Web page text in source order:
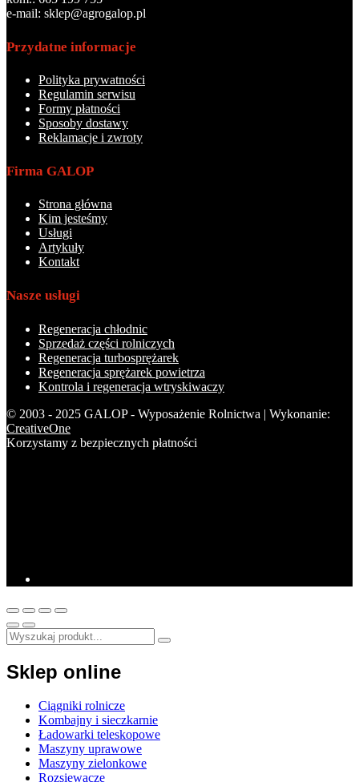
e-mail: sklep@agrogalop.pl
Przydatne informacje
Polityka prywatności
Regulamin serwisu
Formy płatności
Sposoby dostawy
Reklamacje i zwroty
Firma GALOP
Strona główna
Kim jesteśmy
Usługi
Artykuły
Kontakt
Nasze usługi
Regeneracja chłodnic
Sprzedaż części rolniczych
Regeneracja turbosprężarek
Regeneracja sprężarek powietrza
Kontrola i regeneracja wtryskiwaczy
© 2003 - 2025 GALOP - Wyposażenie Rolnictwa | Wykonanie:
CreativeOne
Korzystamy z bezpiecznych płatności
Sklep online
Ciągniki rolnicze
Kombajny i sieczkarnie
Ładowarki teleskopowe
Maszyny uprawowe
Maszyny zielonkowe
Rozsiewacze